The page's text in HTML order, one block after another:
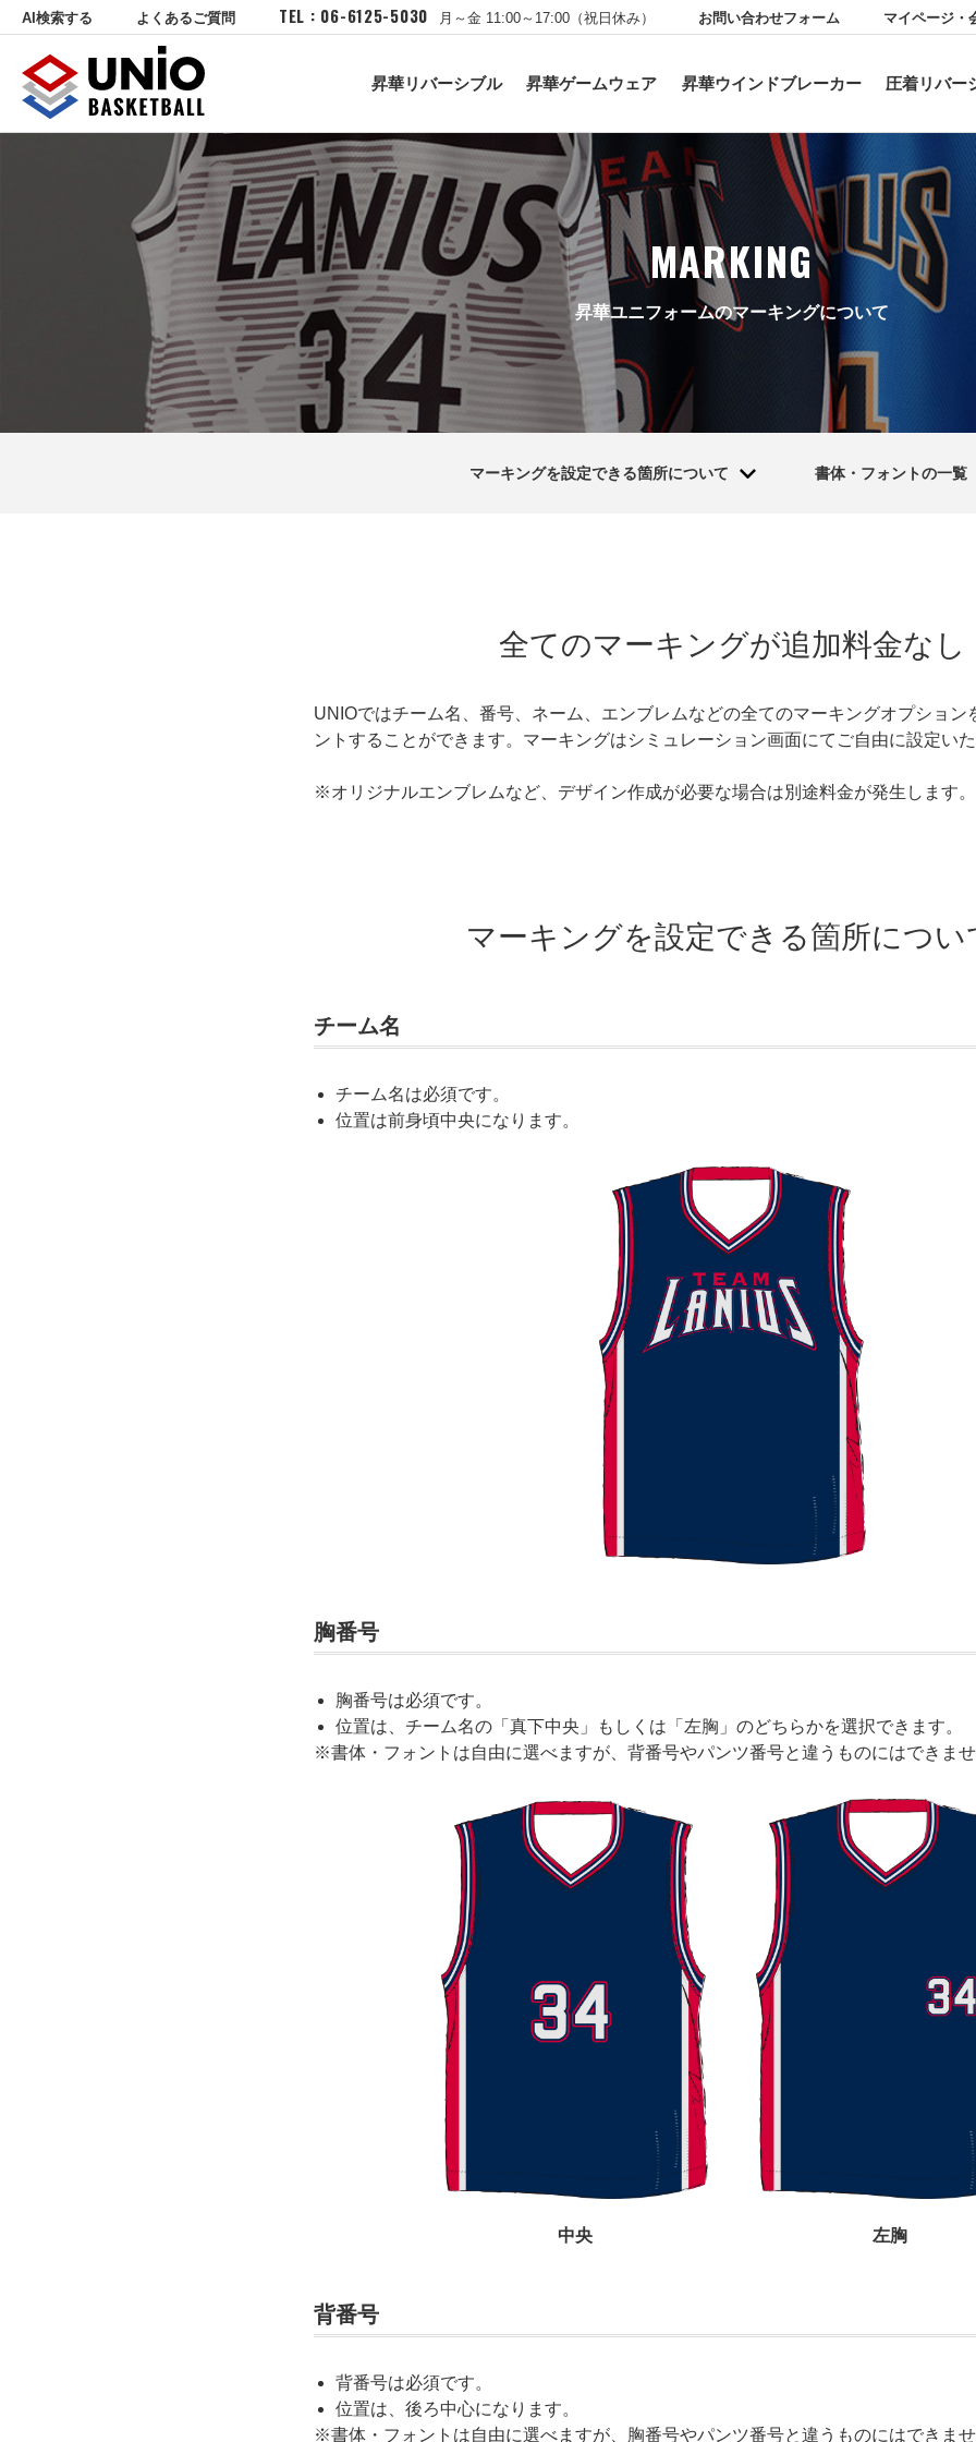
AI検索する よくあるご質問 TEL : 06-6125-5030 月～金 11:00～17:00（祝日休み） お問い合わせフォーム マイページ・
昇華リバーシブル 昇華ゲームウェア 昇華ウインドブレーカー 圧着リバー
MARKING
昇華ユニフォームのマーキングについて
マーキングを設定できる箇所について 書体・フォントの一覧
全てのマーキングが追加料金なし
UNIOではチーム名、番号、ネーム、エンブレムなどの全てのマーキングオプション
ントすることができます。マーキングはシミュレーション画面にてご自由に設定い
※オリジナルエンブレムなど、デザイン作成が必要な場合は別途料金が発生します。
マーキングを設定できる箇所につい
チーム名
チーム名は必須です。
位置は前身頃中央になります。
胸番号
胸番号は必須です。
位置は、チーム名の「真下中央」もしくは「左胸」のどちらかを選択できます。
※書体・フォントは自由に選べますが、背番号やパンツ番号と違うものにはできま
中央 左胸
背番号
背番号は必須です。
位置は、後ろ中心になります。
※書体・フォントは自由に選べますが、胸番号やパンツ番号と違うものにはできま